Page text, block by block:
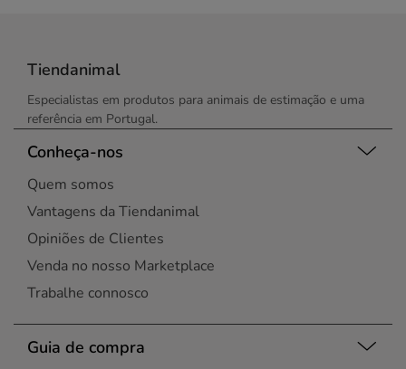
Tiendanimal
Especialistas em produtos para animais de estimação e uma
referência em Portugal.
Conheça-nos
Quem somos
Vantagens da Tiendanimal
Opiniões de Clientes
Venda no nosso Marketplace
Trabalhe connosco
Guia de compra